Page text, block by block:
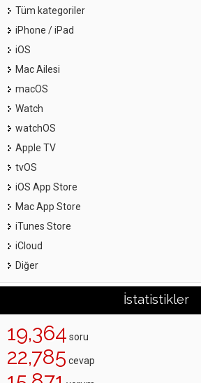
Tüm kategoriler
iPhone / iPad
iOS
Mac Ailesi
macOS
Watch
watchOS
Apple TV
tvOS
iOS App Store
Mac App Store
iTunes Store
iCloud
Diğer
İstatistikler
19,364 soru
22,785 cevap